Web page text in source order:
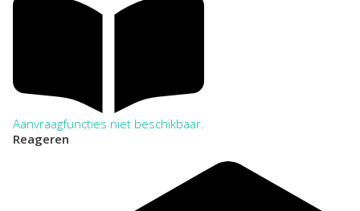
Aanvraagfuncties niet beschikbaar.
Reageren